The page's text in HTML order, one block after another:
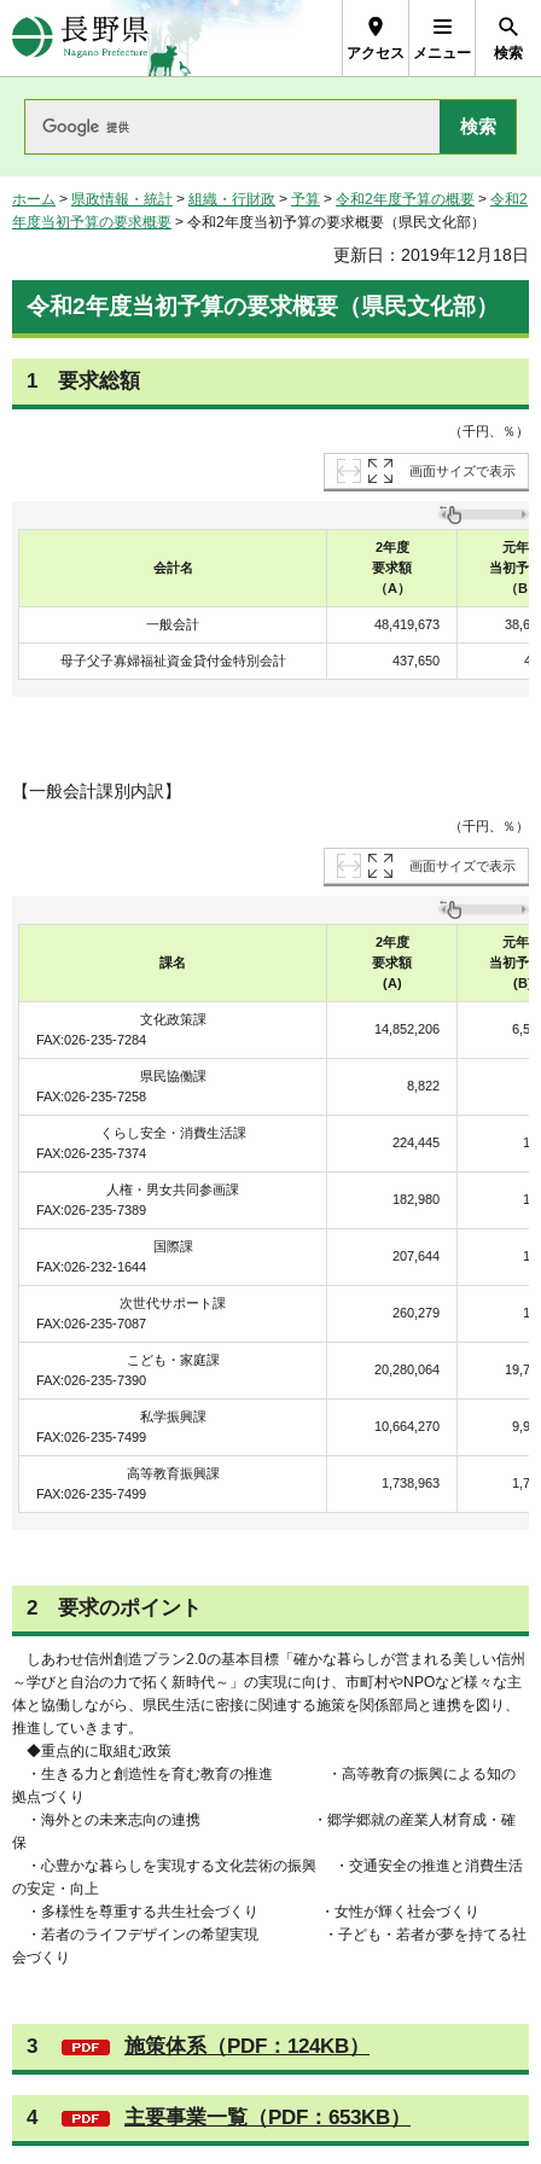
長野県Nagano Prefecture
アクセス メニュー 検索
ホーム > 県政情報・統計 > 組織・行財政 > 予算 > 令和2年度予算の概要 > 令和2
年度当初予算の要求概要 > 令和2年度当初予算の要求概要（県民文化部）
更新日：2019年12月18日
令和2年度当初予算の要求概要（県民文化部）
1 要求総額
（千円、％）
画面サイズで表示
会計名
2年度
要求額
（A）
元年度
当初予
（B）
一般会計 48,419,673
母子父子寡婦福祉資金貸付金特別会計 437,650
【一般会計課別内訳】
（千円、％）
画面サイズで表示
課名
2年度
要求額
(A)
元年度
当初予
(B)
文化政策課
FAX:026-235-7284
14,852,206
県民協働課
FAX:026-235-7258
8,822
くらし安全・消費生活課
FAX:026-235-7374
224,445
人権・男女共同参画課
FAX:026-235-7389
182,980
国際課
FAX:026-232-1644
207,644
次世代サポート課
FAX:026-235-7087
260,279
こども・家庭課
FAX:026-235-7390
20,280,064
私学振興課
FAX:026-235-7499
10,664,270
高等教育振興課
FAX:026-235-7499
1,738,963
2 要求のポイント
しあわせ信州創造プラン2.0の基本目標「確かな暮らしが営まれる美しい信州
～学びと自治の力で拓く新時代～」の実現に向け、市町村やNPOなど様々な主
体と協働しながら、県民生活に密接に関連する施策を関係部局と連携を図り、
推進していきます。
◆重点的に取組む政策
・生きる力と創造性を育む教育の推進 ・高等教育の振興による知の
拠点づくり
・海外との未来志向の連携 ・郷学郷就の産業人材育成・確
保
・心豊かな暮らしを実現する文化芸術の振興 ・交通安全の推進と消費生活
の安定・向上
・多様性を尊重する共生社会づくり ・女性が輝く社会づくり
・若者のライフデザインの希望実現 ・子ども・若者が夢を持てる社
会づくり
3 施策体系（PDF：124KB）
4 主要事業一覧（PDF：653KB）